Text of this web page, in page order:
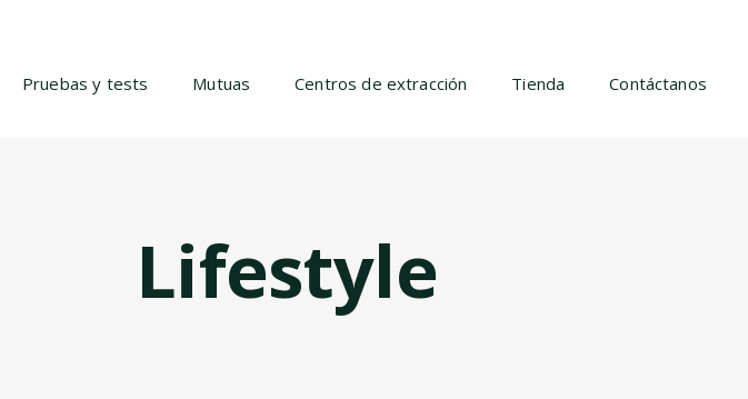
Pruebas y tests Mutuas Centros de extracción Tienda Contáctanos
Lifestyle